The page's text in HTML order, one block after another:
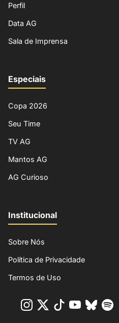
Perfil
Data AG
Sala de Imprensa
Especiais
Copa 2026
Seu Time
TV AG
Mantos AG
AG Curioso
Institucional
Sobre Nós
Política de Privacidade
Termos de Uso